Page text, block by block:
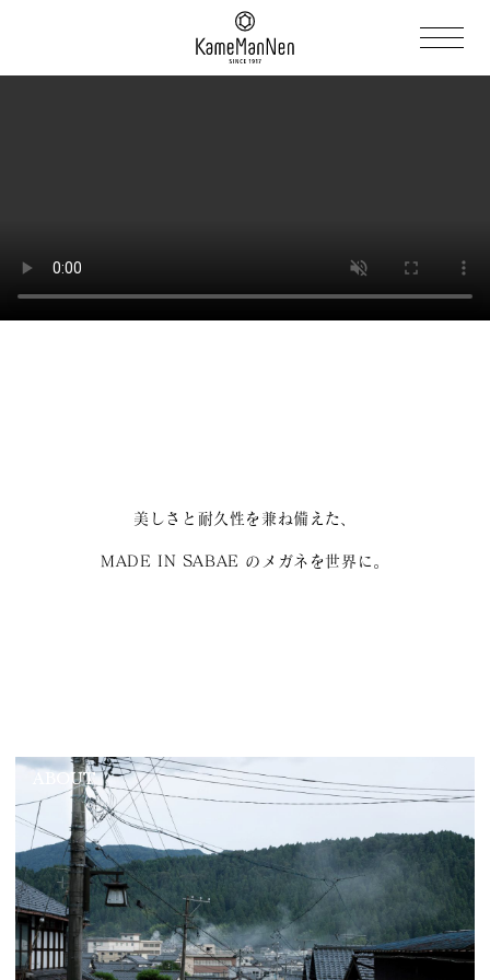
美しさと耐久性を兼ね備えた、
MADE IN SABAE のメガネを世界に。
ABOUT